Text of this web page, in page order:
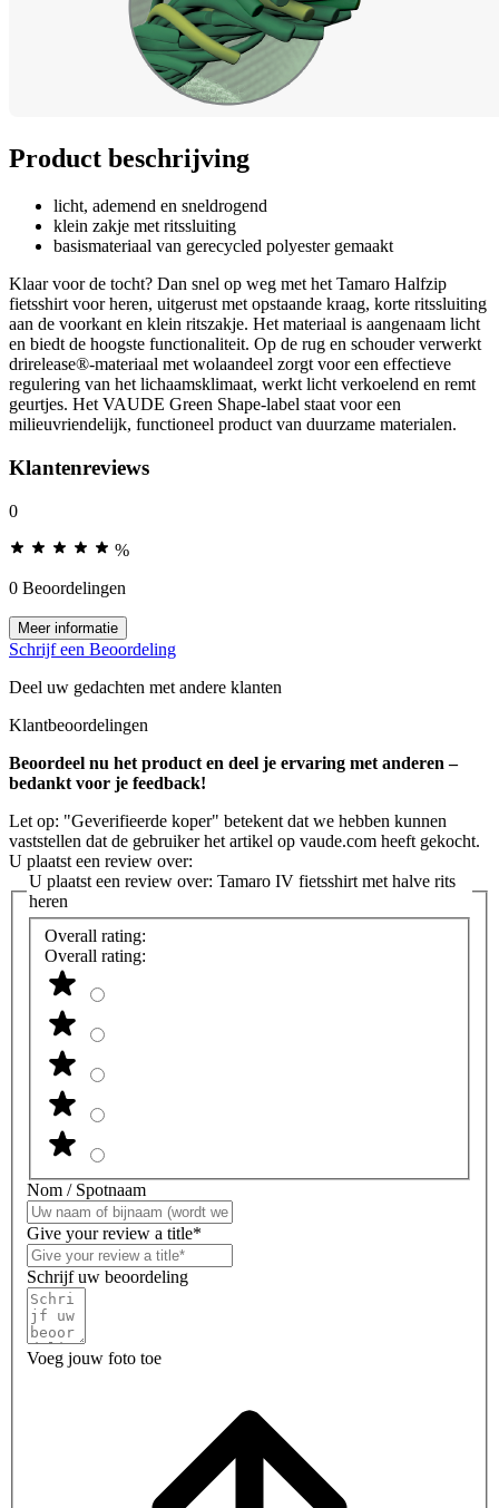
Product beschrijving
licht, ademend en sneldrogend
klein zakje met ritssluiting
basismateriaal van gerecycled polyester gemaakt
Klaar voor de tocht? Dan snel op weg met het Tamaro Halfzip
fietsshirt voor heren, uitgerust met opstaande kraag, korte ritssluiting
aan de voorkant en klein ritszakje. Het materiaal is aangenaam licht
en biedt de hoogste functionaliteit. Op de rug en schouder verwerkt
drirelease®-materiaal met wolaandeel zorgt voor een effectieve
regulering van het lichaamsklimaat, werkt licht verkoelend en remt
geurtjes. Het VAUDE Green Shape-label staat voor een
milieuvriendelijk, functioneel product van duurzame materialen.
Klantenreviews
0
%
0 Beoordelingen
Meer informatie
Schrijf een Beoordeling
Deel uw gedachten met andere klanten
Klantbeoordelingen
Beoordeel nu het product en deel je ervaring met anderen –
bedankt voor je feedback!
Let op: "Geverifieerde koper" betekent dat we hebben kunnen
vaststellen dat de gebruiker het artikel op vaude.com heeft gekocht.
U plaatst een review over:
U plaatst een review over: Tamaro IV fietsshirt met halve rits
heren
Overall rating:
Overall rating:
Nom / Spotnaam
Give your review a title*
Schrijf uw beoordeling
Voeg jouw foto toe